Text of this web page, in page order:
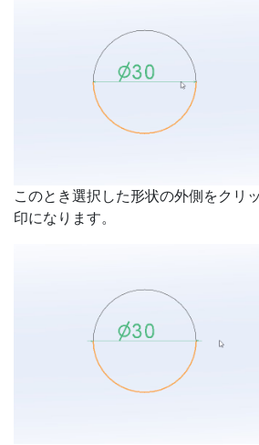
このとき選択した形状の外側をクリ
印になります。